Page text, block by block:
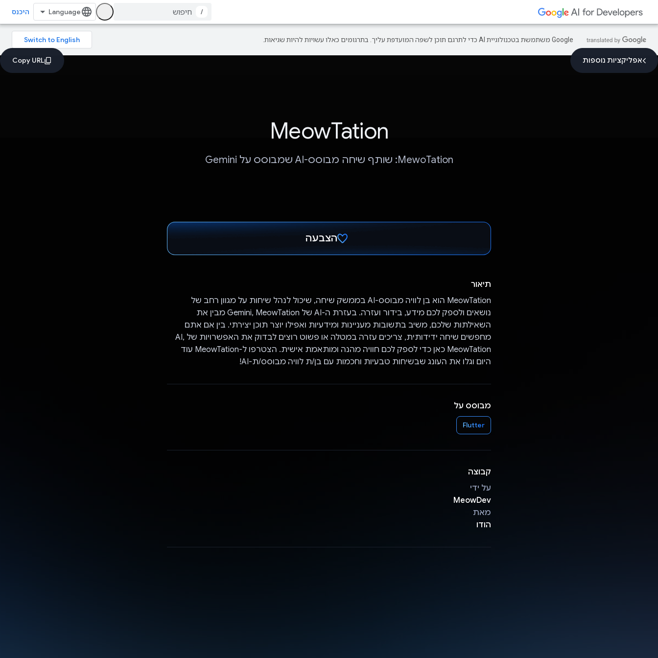
/ היכנס
‫Google משתמשת בטכנולוגיית AI כדי לתרגם תוכן לשפה המועדפת עליך. בתרגומים כאלו עשויות להיות שגיאות.
אפליקציות נוספות
MeowTation
MewoTation: שותף שיחה מבוסס-AI שמבוסס על Gemini
הצבעה
תיאור
MeowTation הוא בן לוויה מבוסס-AI בממשק שיחה, שיכול לנהל שיחות על מגוון רחב של
נושאים ולספק לכם מידע, בידור ועזרה. בעזרת ה-AI של Gemini, MeowTation מבין את
השאילתות שלכם, משיב בתשובות מעניינות ומידעיות ואפילו יוצר תוכן יצירתי. בין אם אתם
מחפשים שיחה ידידותית, צריכים עזרה במטלה או פשוט רוצים לבדוק את האפשרויות של AI,
MeowTation כאן כדי לספק לכם חוויה מהנה ומותאמת אישית. הצטרפו ל-MeowTation עוד
היום וגלו את העונג שבשיחות טבעיות וחכמות עם בן/ת לוויה מבוסס/ת-AI!
מבוסס על
Flutter
קבוצה
על ידי
MeowDev
מאת
הודו